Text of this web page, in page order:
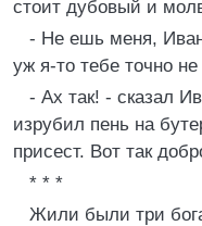
стоит дубовый и
- Hе ешь меня,
уж я-то тебе точно
- Ах так! - сказал
изрубил пень на
присест. Вот так
* * *
Жили были три